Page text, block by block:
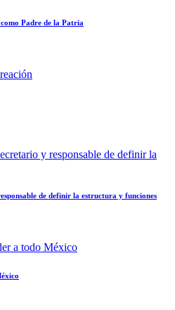
Padre de la Patria
de definir la estructura y funciones